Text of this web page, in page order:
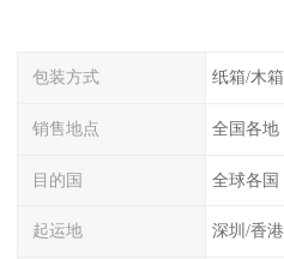
包装方式 纸箱/木箱
销售地点 全国各地
目的国 全球各国
起运地 深圳/香港